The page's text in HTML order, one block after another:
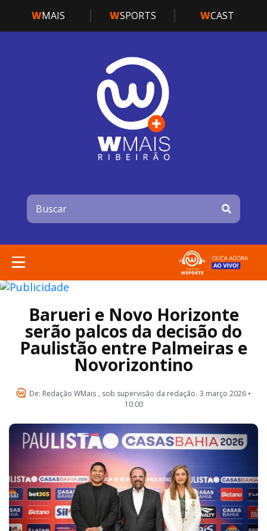
WMAIS WSPORTS WCAST
Barueri e Novo Horizonte
serão palcos da decisão do
Paulistão entre Palmeiras e
Novorizontino
De: Redação WMais , sob supervisão da redação. 3 março 2026 •
10:00